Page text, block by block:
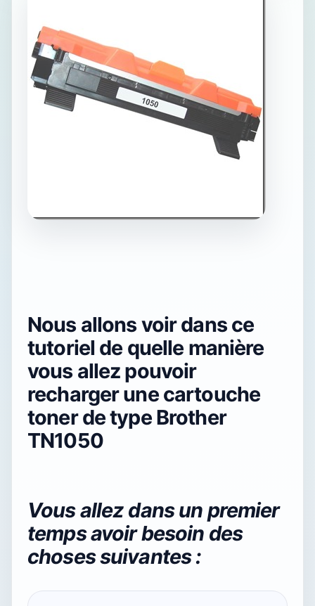
Nous allons voir dans ce
tutoriel de quelle manière
vous allez pouvoir
recharger une cartouche
toner de type Brother
TN1050
Vous allez dans un premier
temps avoir besoin des
choses suivantes :